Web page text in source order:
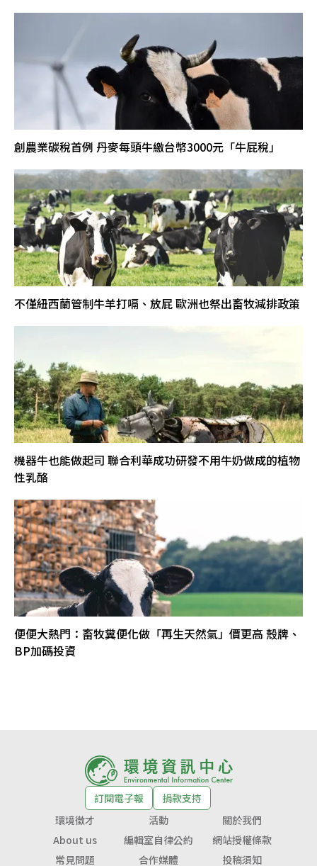
創農業碳稅首例 丹麥每頭牛繳台幣3000元「牛屁稅」
不僅紐西蘭管制牛羊打嗝、放屁 歐洲也祭出畜牧減排政策
機器牛也能做起司 聯合利華成功研發不用牛奶做成的植物
性乳酪
便便大熱門：畜牧糞便化做「再生天然氣」價更高 殼牌、
BP加碼投資
訂閱電子報
捐款支持
環境徵才
活動
關於我們
About us
編輯室自律公約
網站授權條款
常見問題
合作媒體 投稿須知